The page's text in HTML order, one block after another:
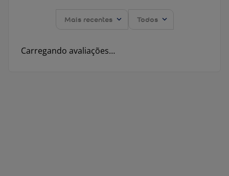
Mais recentes Todos
Carregando avaliações…